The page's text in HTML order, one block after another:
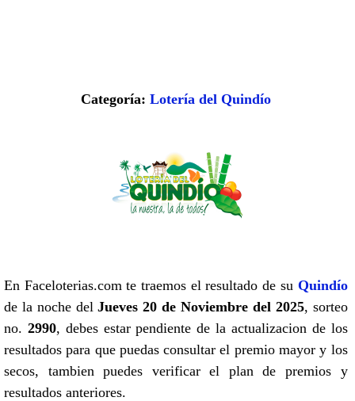
Categoría: Lotería del Quindío
En Faceloterias.com te traemos el resultado de su Quindío
de la noche delJueves 20 de Noviembre del 2025, sorteo
no. 2990, debes estar pendiente de la actualizacion de los
resultados para que puedas consultar el premio mayor y los
secos, tambien puedes verificar el plan de premios y
resultados anteriores.